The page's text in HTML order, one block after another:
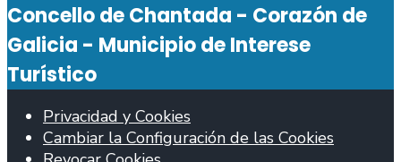
Concello de Chantada - Corazón de
Galicia - Municipio de Interese
Turístico
Privacidad y Cookies
Cambiar la Configuración de las Cookies